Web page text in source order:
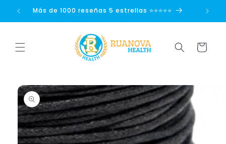
directamente
al contenido
Más de 1000 reseñas 5 estrellas ⭐⭐⭐⭐⭐
Carrito
directamente
información
del producto